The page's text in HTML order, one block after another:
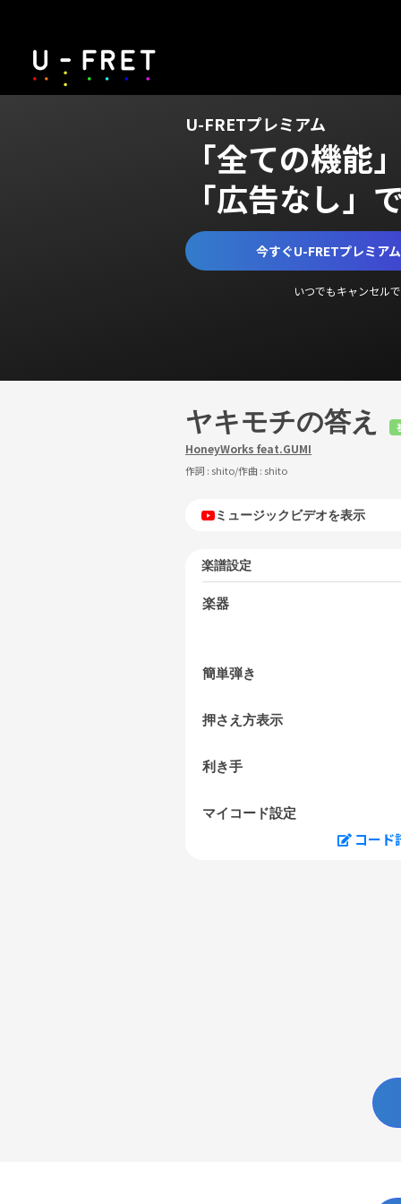
U-FRETプレミアム
「全ての機能
「広告なし」
今すぐU-FRETプレミア
いつでもキャンセル
ヤキモチの答え
HoneyWorks feat.GUMI
作詞 : shito/作曲 : shito
ミュージックビデオを表示
楽譜設定
楽器
簡単弾き
押さえ方表示
利き手
マイコード設定
コード